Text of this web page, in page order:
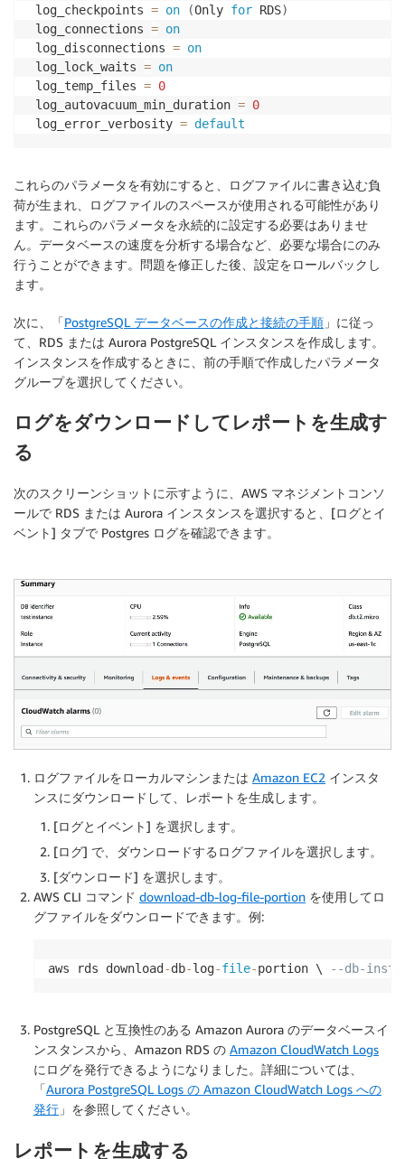
log_checkpoints = on (Only for RDS)
log_connections = on
log_disconnections = on
log_lock_waits = on
log_temp_files = 0
log_autovacuum_min_duration = 0
log_error_verbosity = default
これらのパラメータを有効にすると、ログファイルに書き込む負
荷が生まれ、ログファイルのスペースが使用される可能性があり
ます。これらのパラメータを永続的に設定する必要はありませ
ん。データベースの速度を分析する場合など、必要な場合にのみ
行うことができます。問題を修正した後、設定をロールバックし
ます。
次に、「PostgreSQL データベースの作成と接続の手順 」に従っ
て、RDS または Aurora PostgreSQL インスタンスを作成します。
インスタンスを作成するときに、前の手順で作成したパラメータ
グループを選択してください。
ログをダウンロードしてレポートを生成す
る
次のスクリーンショットに示すように、AWS マネジメントコンソ
ールで RDS または Aurora インスタンスを選択すると、[ログとイ
ベント] タブで Postgres ログを確認できます。
ログファイルをローカルマシンまたは Amazon EC2 インスタ
ンスにダウンロードして、レポートを生成します。
[ログとイベント] を選択します。
[ログ] で、ダウンロードするログファイルを選択します。
[ダウンロード] を選択します。
AWS CLI コマンド download-db-log-file-portion を使用してロ
グファイルをダウンロードできます。例:
aws rds download -db-log-file-portion \ --db-
PostgreSQL と互換性のある Amazon Aurora のデータベースイ
ンスタンスから、Amazon RDS の Amazon CloudWatch Logs
にログを発行できるようになりました。詳細については、
「Aurora PostgreSQL Logs の Amazon CloudWatch Logs への
発行 」を参照してください。
レポートを生成する